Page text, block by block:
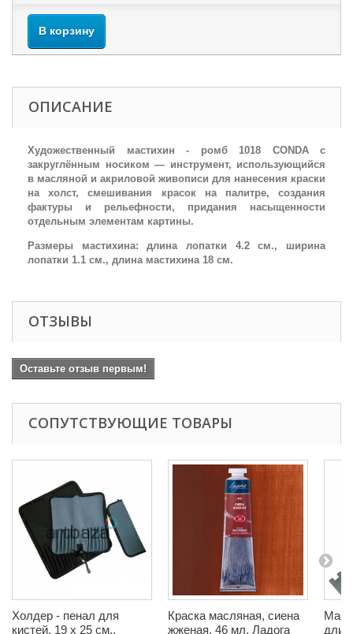
В корзину
ОПИСАНИЕ
Художественный мастихин - ромб 1018 CONDA с
закруглённым носиком — инструмент, использующийся
в масляной и акриловой живописи для нанесения краски
на холст, смешивания красок на палитре, создания
фактуры и рельефности, придания насыщенности
отдельным элементам картины.
Размеры мастихина: длина лопатки 4.2 см., ширина
лопатки 1.1 см., длина мастихина 18 см.
ОТЗЫВЫ
Оставьте отзыв первым!
СОПУТСТВУЮЩИЕ ТОВАРЫ
Холдер - пенал для
кистей, 19 x 25 см.,
Краска масляная, сиена
жженая, 46 мл, Ладога